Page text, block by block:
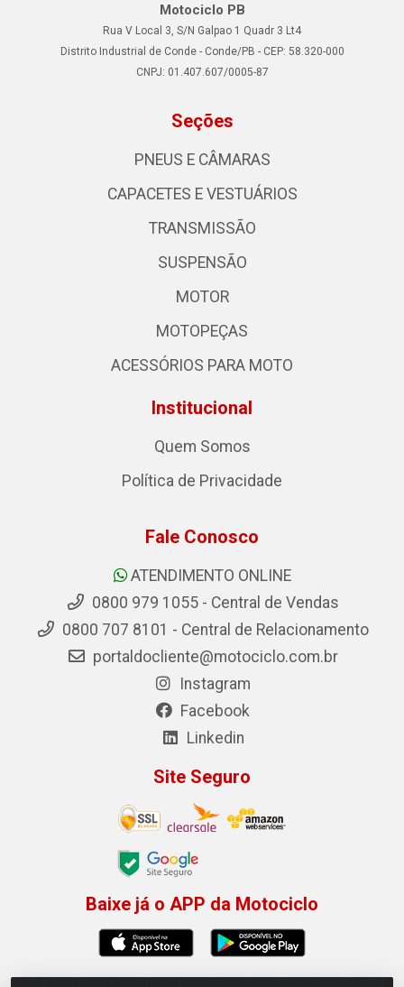
Motociclo PB
Rua V Local 3, S/N Galpao 1 Quadr 3 Lt4
Distrito Industrial de Conde - Conde/PB - CEP: 58.320-000
CNPJ: 01.407.607/0005-87
Seções
PNEUS E CÂMARAS
CAPACETES E VESTUÁRIOS
TRANSMISSÃO
SUSPENSÃO
MOTOR
MOTOPEÇAS
ACESSÓRIOS PARA MOTO
Institucional
Quem Somos
Política de Privacidade
Fale Conosco
ATENDIMENTO ONLINE
0800 979 1055 - Central de Vendas
0800 707 8101 - Central de Relacionamento
portaldocliente@motociclo.com.br
Instagram
Facebook
Linkedin
Site Seguro
Baixe já o APP da Motociclo